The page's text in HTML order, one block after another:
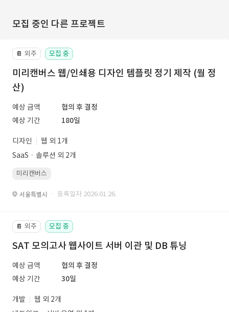
모집 중인 다른 프로젝트
📔 외주 모집 중
미리캔버스 웹/인쇄용 디자인 템플릿 정기 제작 (월 정
산)
예상 금액
협의 후 결정
예상 기간
180일
디자인
웹 외 1개
SaaSㆍ솔루션 외 2개
미리캔버스
서울특별시 · 등록일자 2026.01.26.
📔 외주 모집 중
SAT 모의고사 웹사이트 서버 이관 및 DB 튜닝
예상 금액
협의 후 결정
예상 기간
30일
개발
웹 외 2개